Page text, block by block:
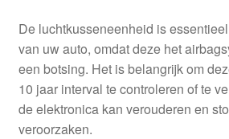
De luchtkusseneenheid is
van uw auto, omdat deze het
een botsing. Het is belangrijk om
10 jaar interval te controleren of te
de elektronica kan verouderen en
veroorzaken.